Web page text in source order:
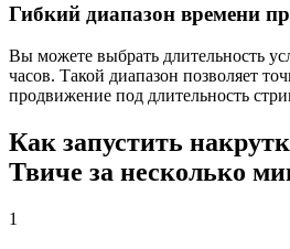
Гибкий диапазон времени
Вы можете выбрать длительность
часов. Такой диапазон позволяет
продвижение под длительность
Как запустить
Твиче за несколько
1